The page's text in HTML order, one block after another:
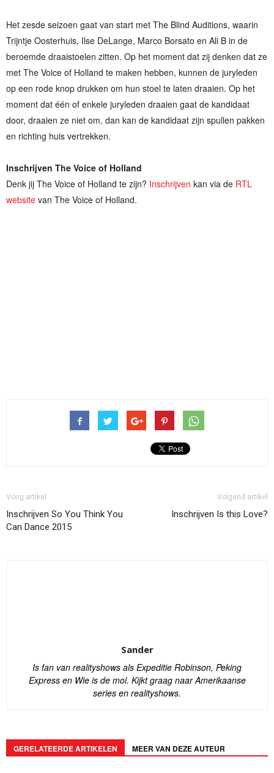
Het zesde seizoen gaat van start met The Blind Auditions, waarin
Trijntje Oosterhuis, Ilse DeLange, Marco Borsato en Ali B in de
beroemde draaistoelen zitten. Op het moment dat zij denken dat ze
met The Voice of Holland te maken hebben, kunnen de juryleden
op een rode knop drukken om hun stoel te laten draaien. Op het
moment dat één of enkele juryleden draaien gaat de kandidaat
door, draaien ze niet om, dan kan de kandidaat zijn spullen pakken
en richting huis vertrekken.
Inschrijven The Voice of Holland
Denk jij The Voice of Holland te zijn? Inschrijven kan via de RTL
website van The Voice of Holland.
Vorig artikel
Inschrijven So You Think You
Can Dance 2015
Volgend artikel
Inschrijven Is this Love?
Sander
Is fan van realityshows als Expeditie Robinson, Peking
Express en Wie is de mol. Kijkt graag naar Amerikaanse
series en realityshows.
GERELATEERDE ARTIKELEN MEER VAN DEZE AUTEUR